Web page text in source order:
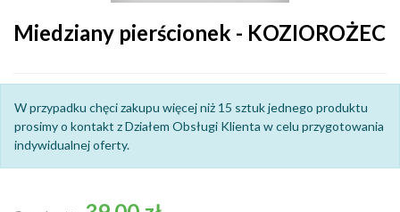
Miedziany pierścionek - KOZIOROŻEC
W przypadku chęci zakupu więcej niż 15 sztuk jednego produktu
prosimy o kontakt z Działem Obsługi Klienta w celu przygotowania
indywidualnej oferty.